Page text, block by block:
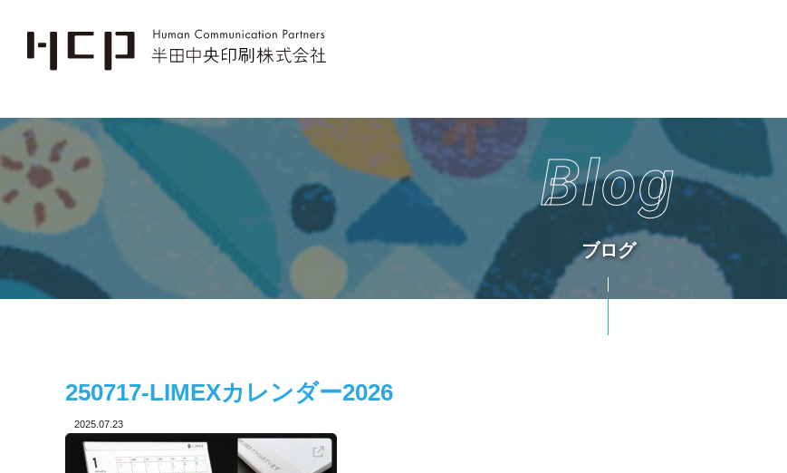
Blog
ブログ
250717-LIMEXカレンダー2026
2025.07.23